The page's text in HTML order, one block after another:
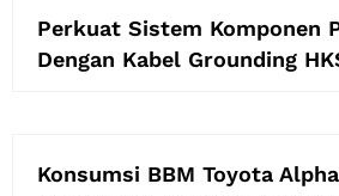
Perkuat Sistem Komponen
Dengan Kabel Grounding
Konsumsi BBM Toyota